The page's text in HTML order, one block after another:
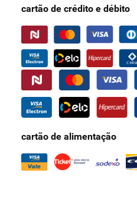
cartão de crédito e débito
cartão de alimentação